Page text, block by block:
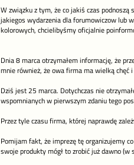
W związku z tym, że co jakiś czas podnoszą
jakiegos wydarzenia dla forumowiczow lub
kolorowych, chcielibyśmy oficjalnie
Dnia 8 marca otrzymałem informację, że
mnie również, że owa firma ma wielką chęć
Dziś jest 25 marca. Dotychczas nie
wspomnianych w pierwszym zdaniu tego
Przez tyle czasu firma, której naprawdę
Pomijam fakt, że imprezę tę organizujemy
swoje produkty mógł to zrobić już dawno (w